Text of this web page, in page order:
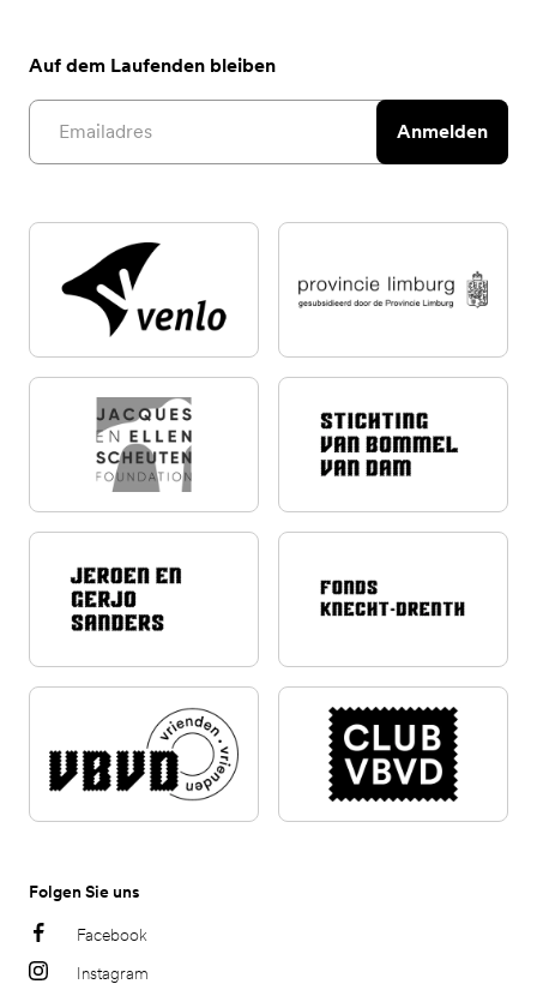
Auf dem Laufenden bleiben
Email address
Anmelden
Folgen Sie uns
Facebook
Instagram